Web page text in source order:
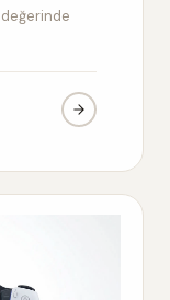
değerinde